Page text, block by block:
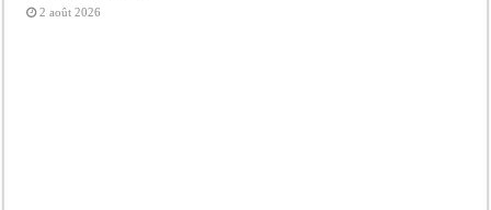
2 août 2026